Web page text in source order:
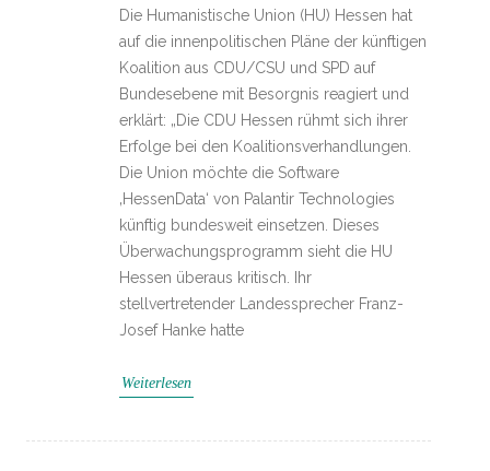
Die Humanistische Union (HU) Hessen hat
auf die innenpolitischen Pläne der künftigen
Koalition aus CDU/CSU und SPD auf
Bundesebene mit Besorgnis reagiert und
erklärt: „Die CDU Hessen rühmt sich ihrer
Erfolge bei den Koalitionsverhandlungen.
Die Union möchte die Software
‚HessenData‘ von Palantir Technologies
künftig bundesweit einsetzen. Dieses
Überwachungsprogramm sieht die HU
Hessen überaus kritisch. Ihr
stellvertretender Landessprecher Franz-
Josef Hanke hatte
Weiterlesen